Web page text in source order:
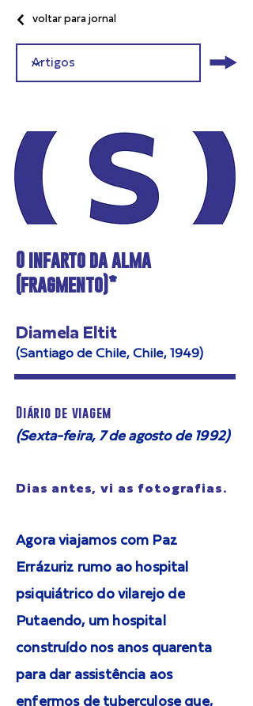
voltar para jornal
O infarto da alma
(fragmento)*
Diamela Eltit
(Santiago de Chile, Chile, 1949)
Diário de viagem
(Sexta-feira, 7 de agosto de 1992)
Dias antes, vi as fotografias.
Agora viajamos com Paz
Errázuriz rumo ao hospital
psiquiátrico do vilarejo de
Putaendo, um hospital
construído nos anos quarenta
para dar assistência aos
enfermos de tuberculose que,